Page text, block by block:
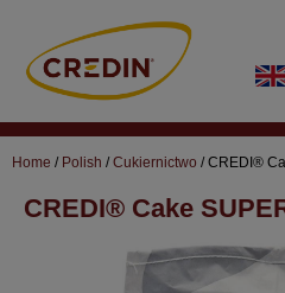
content
Home / Polish /Cukiernictwo / CREDI®
CREDI® Cake